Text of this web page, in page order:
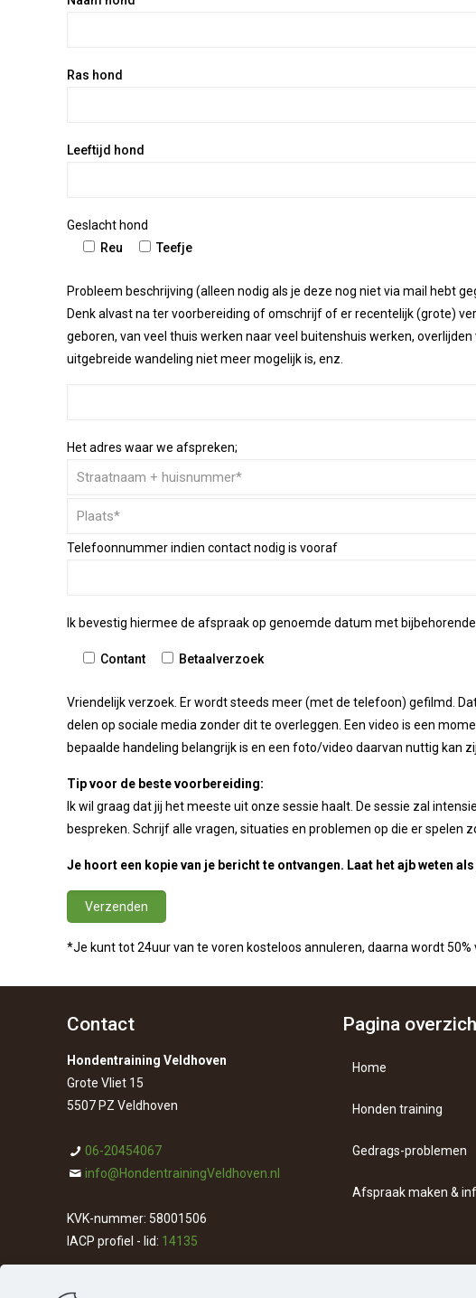
Ras hond
Leeftijd hond
Geslacht hond
Reu
Teefje
Probleem beschrijving (alleen nodig als je deze nog niet via mail hebt
Denk alvast na ter voorbereiding of omschrijf of er recentelijk (grote)
geboren, van veel thuis werken naar veel buitenshuis werken,
uitgebreide wandeling niet meer mogelijk is, enz.
Het adres waar we afspreken;
Telefoonnummer indien contact nodig is vooraf
Ik bevestig hiermee de afspraak op genoemde datum met
Contant Betaalverzoek
Vriendelijk verzoek. Er wordt steeds meer (met de telefoon) gefilmd.
delen op sociale media zonder dit te overleggen. Een video is een
bepaalde handeling belangrijk is en een foto/video daarvan nuttig kan
Tip voor de beste voorbereiding:
Ik wil graag dat jij het meeste uit onze sessie haalt. De sessie zal
bespreken. Schrijf alle vragen, situaties en problemen op die er spelen
Je hoort een kopie van je bericht te ontvangen. Laat het ajb weten
*Je kunt tot 24uur van te voren kosteloos annuleren, daarna wordt
Contact
Hondentraining Veldhoven
Grote Vliet 15
5507 PZ Veldhoven
06-20454067
info@HondentrainingVeldhoven.nl
KVK-nummer: 58001506
IACP profiel - lid: 14135
Pagina
Home
Honden training
Gedrags-problemen
Afspraak maken &